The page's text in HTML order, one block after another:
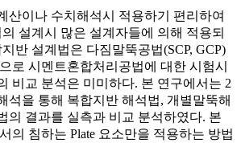
산이나 수치해석시 적용하기 편리하여
설계시 많은 설계자들에 의해 적용되
반 설계법은 다짐말뚝공법(SCP, GCP)
로 시멘트혼합처리공법에 대한 시험시
비교 분석은 미미하다. 본 연구에서는 2
석을 통해 복합지반 해석법, 개별말뚝해
의 결과를 실측과 비교 분석하였다. 본
의 침하는 Plate 요소만을 적용하는 방법